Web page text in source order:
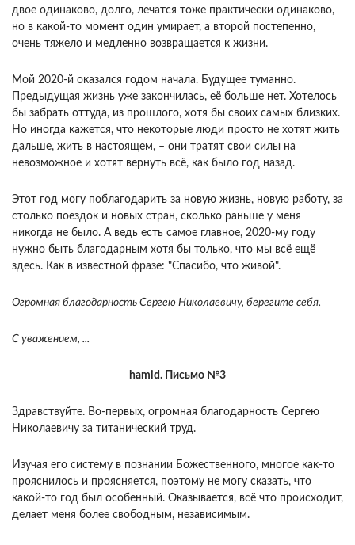
двое одинаково, долго, лечатся тоже практически одинаково,
но в какой-то момент один умирает, а второй постепенно,
очень тяжело и медленно возвращается к жизни.
Мой 2020-й оказался годом начала. Будущее туманно.
Предыдущая жизнь уже закончилась, её больше нет. Хотелось
бы забрать оттуда, из прошлого, хотя бы своих самых близких.
Но иногда кажется, что некоторые люди просто не хотят жить
дальше, жить в настоящем, – они тратят свои силы на
невозможное и хотят вернуть всё, как было год назад.
Этот год могу поблагодарить за новую жизнь, новую работу, за
столько поездок и новых стран, сколько раньше у меня
никогда не было. А ведь есть самое главное, 2020-му году
нужно быть благодарным хотя бы только, что мы всё ещё
здесь. Как в известной фразе: "Спасибо, что живой".
Огромная благодарность Сергею Николаевичу, берегите себя.
С уважением, ...
hamid. Письмо №3
Здравствуйте. Во-первых, огромная благодарность Сергею
Николаевичу за титанический труд.
Изучая его систему в познании Божественного, многое как-то
прояснилось и проясняется, поэтому не могу сказать, что
какой-то год был особенный. Оказывается, всё что происходит,
делает меня более свободным, независимым.